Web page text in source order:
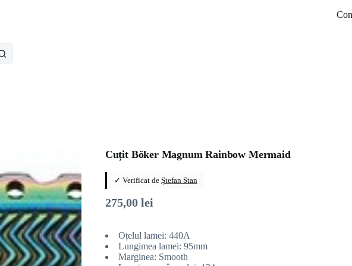
Cuțit Böker Magnum Rainbow Mermaid
✓ Verificat de Ștefan Stan
275,00 lei
Oțelul lamei: 440A
Lungimea lamei: 95mm
Marginea: Smooth